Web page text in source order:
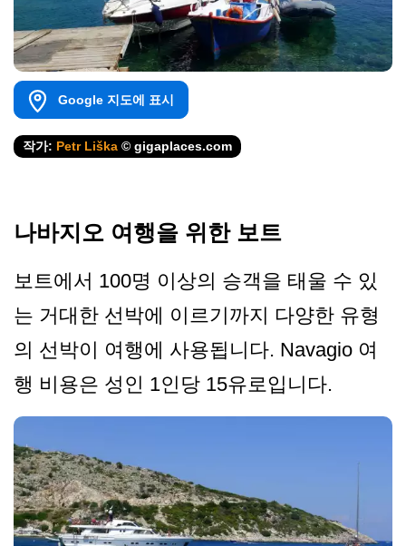
Google 지도에 표시
작가: Petr Liška © gigaplaces.com
나바지오 여행을 위한 보트
보트에서 100명 이상의 승객을 태울 수 있
는 거대한 선박에 이르기까지 다양한 유형
의 선박이 여행에 사용됩니다. Navagio 여
행 비용은 성인 1인당 15유로입니다.